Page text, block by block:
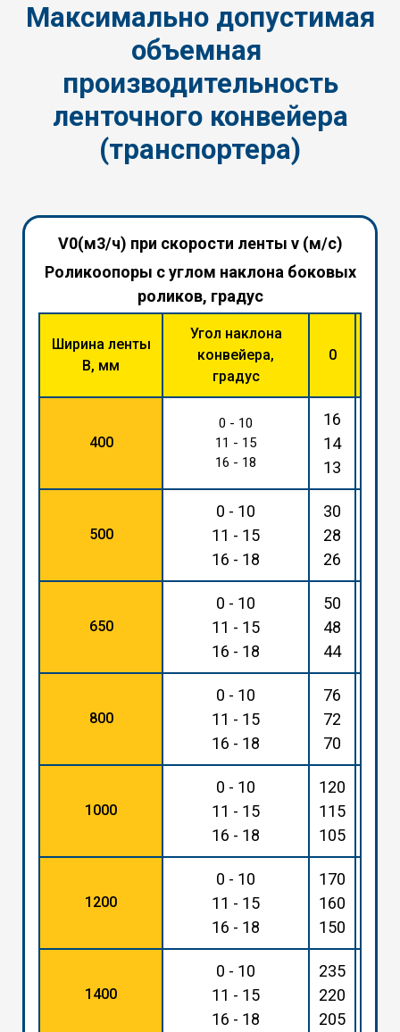
Максимально допустимая
объемная
производительность
ленточного конвейера
(транспортера)
V0(м3/ч) при скорости ленты v (м/с)
Роликоопоры с углом наклона боковых
роликов, градус
Ширина ленты
В, мм
Угол наклона
конвейера,
градус
0
400
0 - 10
11 - 15
16 - 18
16
14
13
500
0 - 10
11 - 15
16 - 18
30
28
26
650
0 - 10
11 - 15
16 - 18
50
48
44
800
0 - 10
11 - 15
16 - 18
76
72
70
1000
0 - 10
11 - 15
16 - 18
120
115
105
1200
0 - 10
11 - 15
16 - 18
170
160
150
1400
0 - 10
11 - 15
16 - 18
235
220
205